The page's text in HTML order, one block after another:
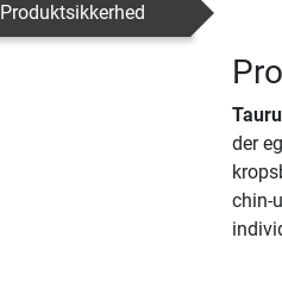
Produktsikkerhed
der
chin-